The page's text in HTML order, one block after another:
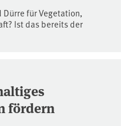
für Vegetation,
Ist das bereits der
fördern